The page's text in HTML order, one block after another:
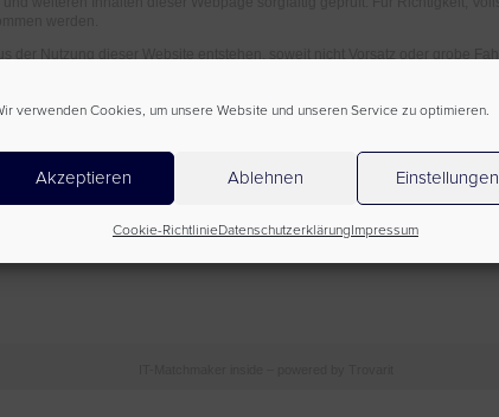
verwenden Cookies, um unsere Website und unseren Service zu optimieren.
Akzeptieren Ablehnen Einstellungen
Cookie-RichtlinieDatenschutzerklärung Impressum